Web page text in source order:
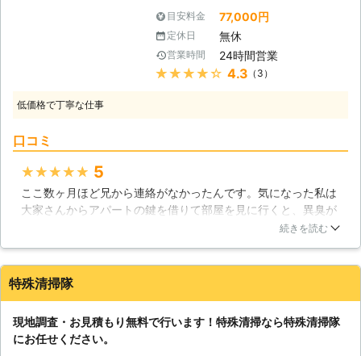
しばらく経った後に異臭などによって
その死が知られます。そして、その時
には亡くなられた方のいる部屋の状況
は最悪になっているのです。閉め切っ
た状態であっても発生する悪臭が、ド
った後には特殊清掃をしないといけな
いのです。その作業、ぜひ私たち株式
会社アルプスクリーンサービスにおま
かせください。亡くなってしまった方
の最期の後始末は、特殊清掃に関する
特殊清掃で必要なのは感染症に関する
知識、消臭の知識などです。特に感染
目安料金 77,000円
定休日 無休
営業時間 24時間営業
★★★★★ 4.3 （3）
低価格で丁寧な仕事
口コミ
★★★★★ 5
ここ数ヶ月ほど兄から連絡がなかったんです。気になった私は
大家さんからアパートの鍵を借りて部屋を見に行くと、異臭が
漂っていました。兄は亡くなっていました。死因は熱中症か何
はすぐに来てくれました。現場を見てもらい、値段はこのくら
いと事前に見積りを出してくれ、追加もないとのこと。作業は
えていました。値段も正確ですし、業者の方には大変お世話に
なりました。誠に有難うございました。
続きを読む
特殊清掃隊
現地調査・お見積もり無料で行います！特殊清掃なら特殊清掃隊
にお任せください。